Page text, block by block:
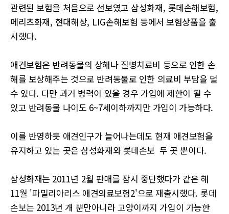
관련된 보험을 처음으로 선보였고 삼성화재, 롯데손해보험,
메리츠화재, 현대해상, LIG손해보험 등에서 보험상품을 출
시했다.
애견보험은 반려동물의 상해나 질병치료비 등으로 인한 손
해를 보상해주는 것으로 반려동물로 인한 의료비 부담을 덜
수 있다. 다만 과거 병력이 있을 경우 가입에 제한이 될 수
있고 반려동물 나이도 6~7세이하까지만 가입이 가능하다.
이를 반영하듯 애견인구가 늘어나는데도 현재 애견보험을
유지하고 있는 곳은 삼성화재와 롯데손보 두 곳 뿐이다.
삼성화재는 2011년 2월 판매를 잠시 중단했다가 같은 해
11월 '파밀리아리스 애견의료보험2'으로 재출시했다.롯데
손보는 2013년 개 뿐만아니라 고양이까지 가입이 가능한